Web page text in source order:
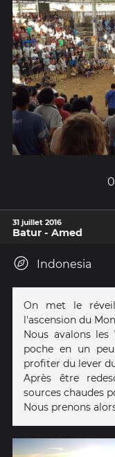
0
31 juillet 2016
Batur - Amed
Indonesia
On met le
l'ascension du
Nous avalons
poche en un
profiter du lever
Après être
sources chaudes
Nous prenons